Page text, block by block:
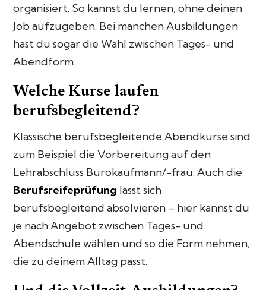
organisiert. So kannst du lernen, ohne deinen
Job aufzugeben. Bei manchen Ausbildungen
hast du sogar die Wahl zwischen Tages- und
Abendform.
Welche Kurse laufen
berufsbegleitend?
Klassische berufsbegleitende Abendkurse sind
zum Beispiel die Vorbereitung auf den
Lehrabschluss Bürokaufmann/-frau. Auch die
Berufsreifeprüfung lässt sich
berufsbegleitend absolvieren – hier kannst du
je nach Angebot zwischen Tages- und
Abendschule wählen und so die Form nehmen,
die zu deinem Alltag passt.